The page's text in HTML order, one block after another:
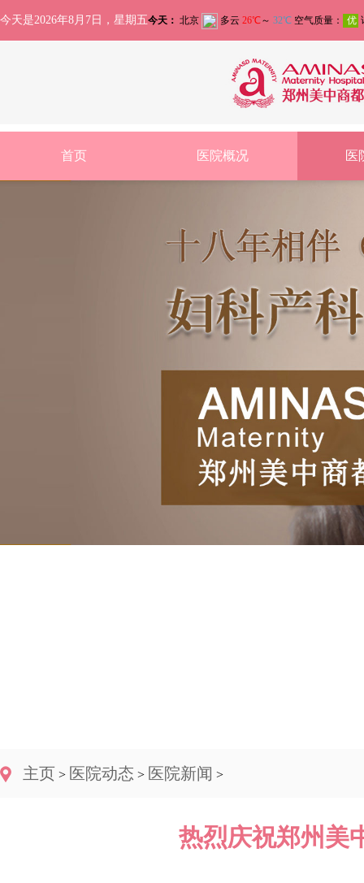
今天是2026年8月7日，星期五
首页 医院概况 医
主页 > 医院动态 > 医院新闻 >
热烈庆祝郑州美